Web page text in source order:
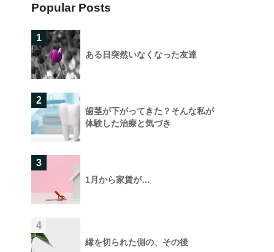
Popular Posts
1
ある日突然いなくなった友達
2
歯茎が下がってきた？そんな私が
体験した治療と気づき
3
1月から家賃が…
4
縁を切られた側の、その後